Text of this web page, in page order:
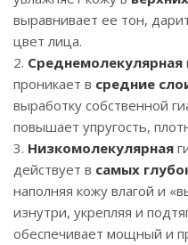
выравнивает ее тон,
цвет лица.
2. Среднемолекулярная
проникает в средние
выработку собственной
повышает упругость,
3. Низкомолекулярная
действует в самых
наполняя кожу влагой и
изнутри, укрепляя и
обеспечивает мощный и